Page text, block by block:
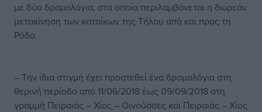
με δύο δρομολόγια, στα οποία περιλαμβάνεται η δωρεάν
μετακίνηση των κατοίκων της Τήλου από και προς τη
Ρόδο.
– Την ίδια στιγμή έχει προστεθεί ένα δρομολόγιο στη
θερινή περίοδο από 11/06/2018 έως 09/09/2018 στη
γραμμή Πειραιάς – Χίος – Οινούσσες και Πειραιάς – Χίος